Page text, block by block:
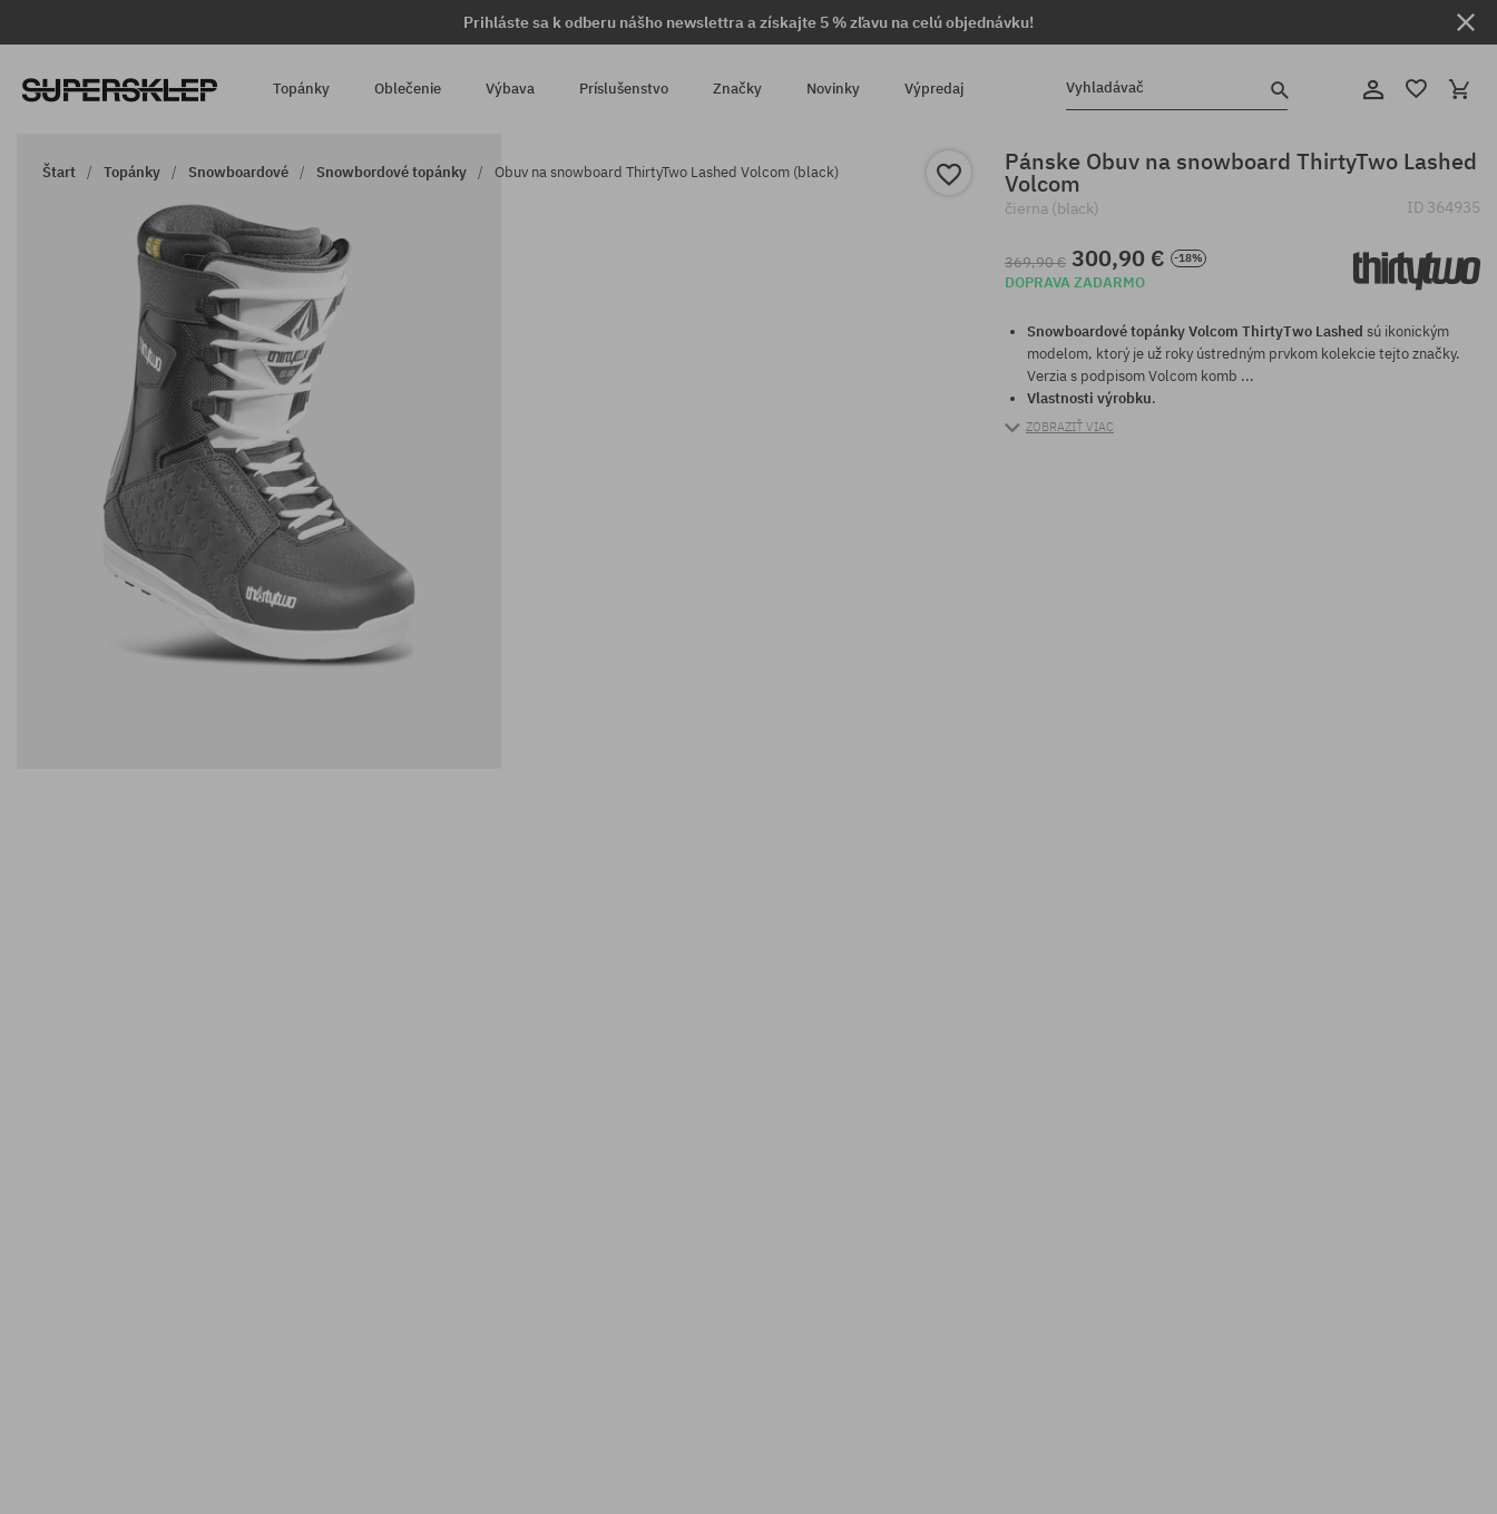
Prihláste sa k odberu nášho newslettra a získajte 5 % zľavu na celú objednávku!
Topánky Oblečenie Výbava Príslušenstvo Značky Novinky Výpredaj Vyhladávač
Štart Topánky Snowboardové Snowbordové topánky Obuv na snowboard ThirtyTwo Lashed Volcom (black) Pánske Obuv na snowboard ThirtyTwo Lashed
Volcom
čierna (black) ID 364935
369,90 € 300,90 € -18%
DOPRAVA ZADARMO
Snowboardové topánky Volcom ThirtyTwo Lashed sú ikonickým
modelom, ktorý je už roky ústredným prvkom kolekcie tejto značky.
Verzia s podpisom Volcom komb ...
Vlastnosti výrobku.
ZOBRAZIŤ VIAC